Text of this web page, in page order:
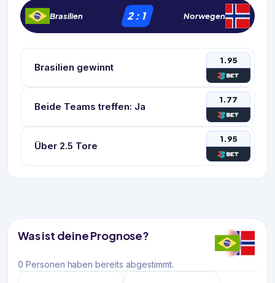
Brasilien 2:1 Norwegen
Brasilien gewinnt
1.95
Beide Teams treffen: Ja
1.77
Über 2.5 Tore
1.95
Was ist deine Prognose?
0 Personen haben bereits abgestimmt.